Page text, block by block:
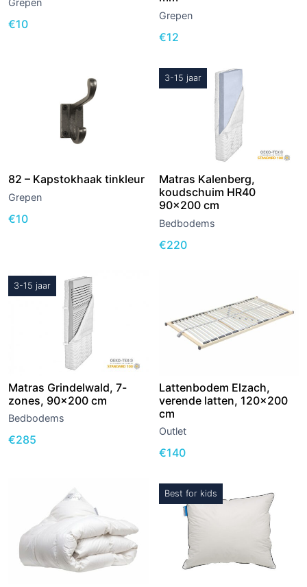
Grepen
€10
Grepen
€12
82 – Kapstokhaak tinkleur
Grepen
€10
3-15 jaar
Matras Kalenberg,
koudschuim HR40
90×200 cm
Bedbodems
€220
3-15 jaar
Matras Grindelwald, 7-
zones, 90×200 cm
Bedbodems
€285
Lattenbodem Elzach,
verende latten, 120×200
cm
Outlet
€140
Best for kids